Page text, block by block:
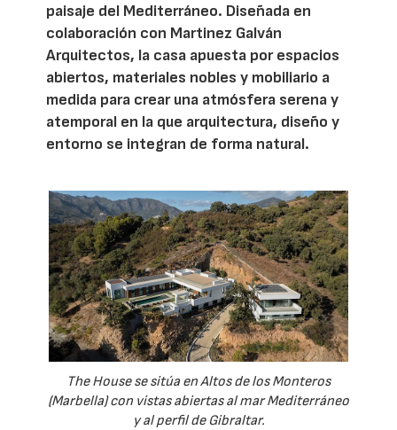
paisaje del Mediterráneo. Diseñada en
colaboración con Martinez Galván
Arquitectos, la casa apuesta por espacios
abiertos, materiales nobles y mobiliario a
medida para crear una atmósfera serena y
atemporal en la que arquitectura, diseño y
entorno se integran de forma natural.
The House se sitúa en Altos de los Monteros
(Marbella) con vistas abiertas al mar Mediterráneo
y al perfil de Gibraltar.